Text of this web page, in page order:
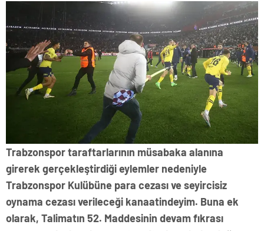
Trabzonspor taraftarlarının müsabaka alanına
girerek gerçekleştirdiği eylemler nedeniyle
Trabzonspor Kulübüne para cezası ve seyircisiz
oynama cezası verileceği kanaatindeyim. Buna ek
olarak, Talimatın 52. Maddesinin devam fıkrası